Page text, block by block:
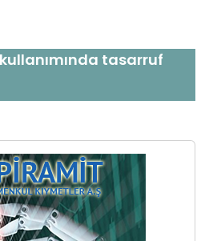
tasarruf